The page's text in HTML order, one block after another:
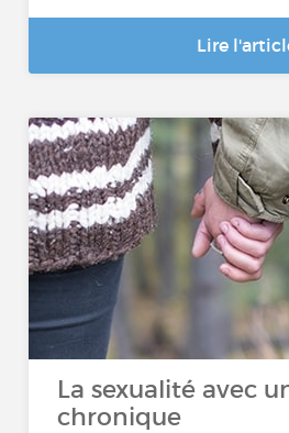
Lire
La sexualité avec
chronique